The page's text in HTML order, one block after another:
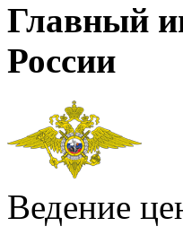
Главный
России
Ведение